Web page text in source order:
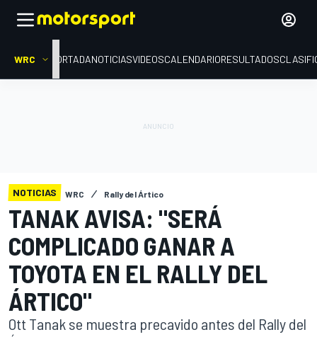
WRC PORTADANOTICIASVIDEOSCALENDARIORESULTADOS
NOTICIAS WRC Rally del Ártico
TANAK AVISA: "SERÁ
COMPLICADO GANAR A
TOYOTA EN EL RALLY DEL
ÁRTICO"
Ott Tanak se muestra precavido antes del Rally del